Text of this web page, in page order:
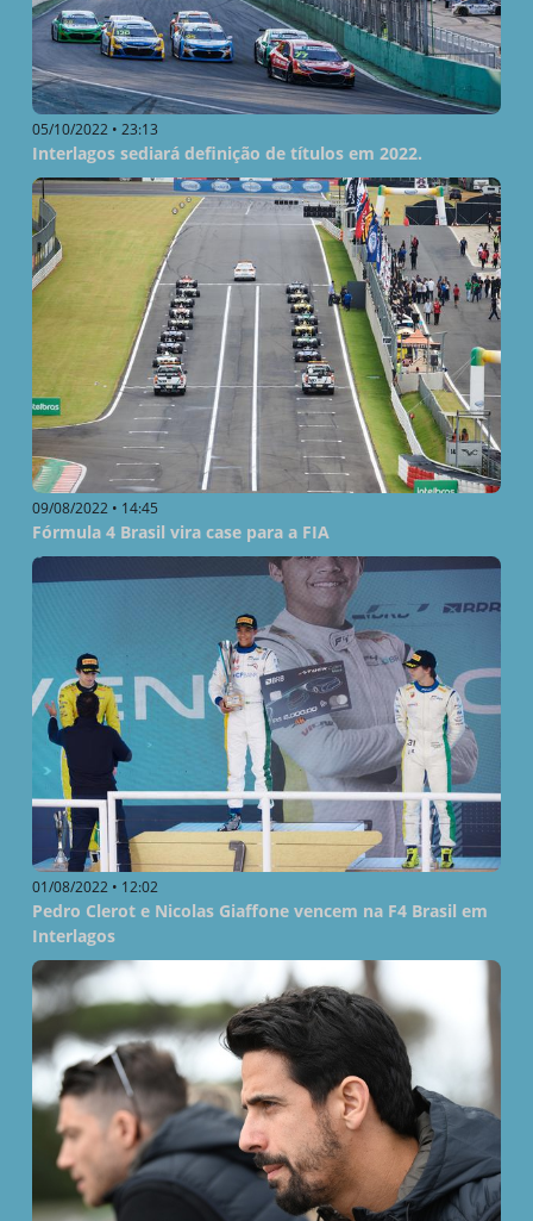
05/10/2022 • 23:13
Interlagos sediará definição de títulos em 2022.
09/08/2022 • 14:45
Fórmula 4 Brasil vira case para a FIA
01/08/2022 • 12:02
Pedro Clerot e Nicolas Giaffone vencem na F4 Brasil em
Interlagos